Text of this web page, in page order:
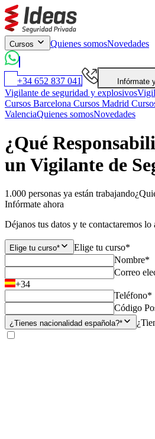
Cursos Quienes somosNovedades
+34 652 837 041 Infórmate
Vigilante de seguridad y explosivos
Cursos Barcelona Cursos Madrid
ValenciaQuienes somosNovedades
¿Qué
un Vigilante de
1.000 personas ya están trabajando
Infórmate ahora
Déjanos tus datos y te contactaremos lo
Elige tu curso*
Elige tu curso*
Nombre*
Correo
+34
Teléfono*
Código
¿Tienes nacionalidad española?*